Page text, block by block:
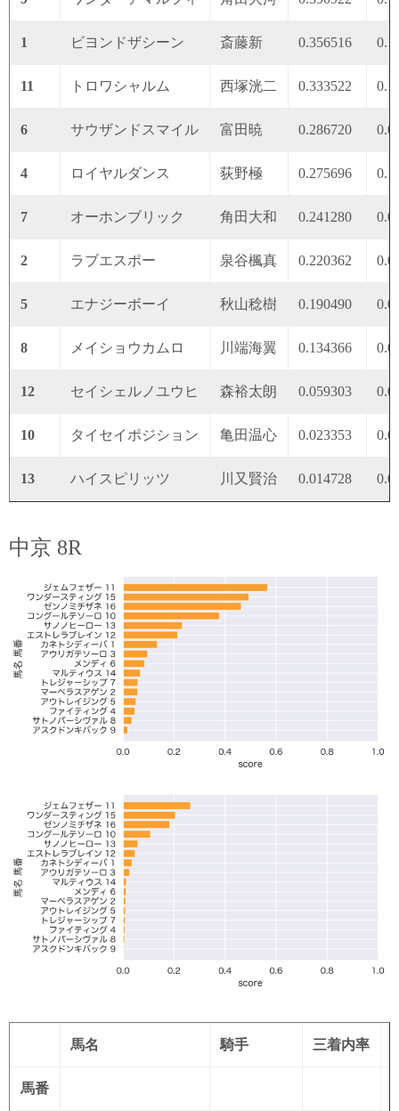
1 ビヨンドザシーン 斎藤新 0.356516
11 トロワシャルム 西塚洸二 0.333522
6 サウザンドスマイル 富田暁 0.286720
4 ロイヤルダンス 荻野極 0.275696
7 オーホンブリック 角田大和 0.241280
2 ラブエスポー 泉谷楓真 0.220362
5 エナジーボーイ 秋山稔樹 0.190490
8 メイショウカムロ 川端海翼 0.134366
12 セイシェルノユウヒ 森裕太朗 0.059303
10 タイセイポジション 亀田温心 0.023353
13 ハイスピリッツ 川又賢治 0.014728
中京 8R
馬名 騎手 三着内率
馬番